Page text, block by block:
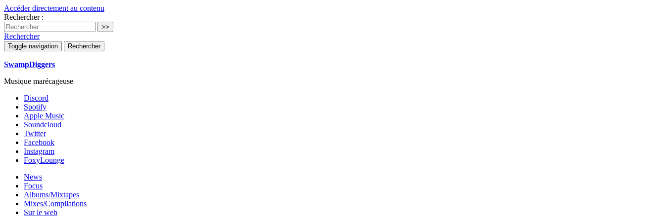
Accéder directement au contenu
Rechercher :
Rechercher
Toggle navigation Rechercher
SwampDiggers
Musique marécageuse
Discord
Spotify
Apple Music
Soundcloud
Twitter
Facebook
Instagram
FoxyLounge
News
Focus
Albums/Mixtapes
Mixes/Compilations
Sur le web